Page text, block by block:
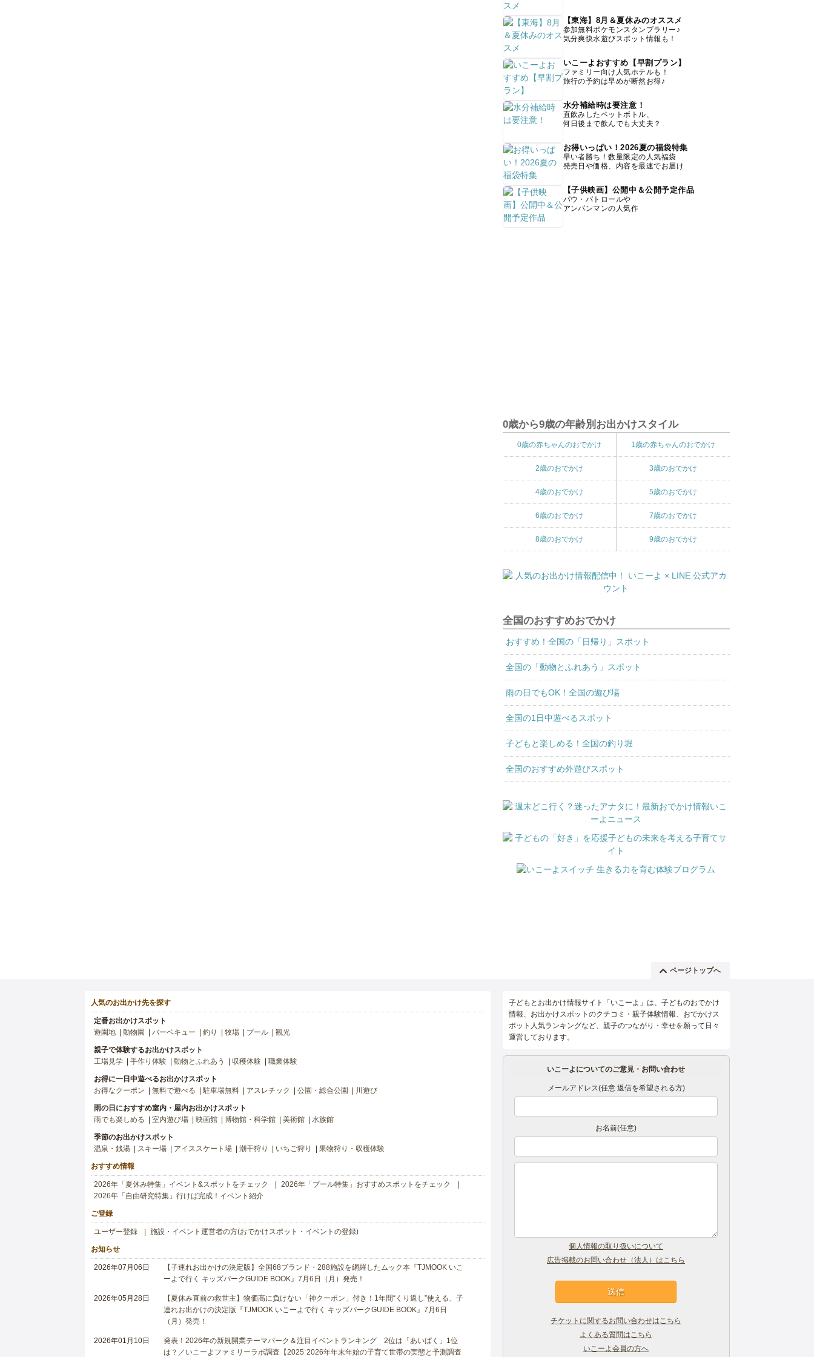
【東海】8月＆夏休みのオススメ
参加無料ポケモンスタンプラリー♪
気分爽快水遊びスポット情報も！
いこーよおすすめ【早割プラン】
ファミリー向け人気ホテルも！
旅行の予約は早めが断然お得♪
水分補給時は要注意！
直飲みしたペットボトル、
何日後まで飲んでも大丈夫？
お得いっぱい！2026夏の福袋特集
早い者勝ち！数量限定の人気福袋
発売日や価格、内容を最速でお届け
【子供映画】公開中＆公開予定作品
パウ・パトロールや
アンパンマンの人気作
0歳から9歳の年齢別お出かけスタイル
0歳の赤ちゃんのおでかけ 1歳の赤ちゃんのおでかけ
2歳のおでかけ 3歳のおでかけ
4歳のおでかけ 5歳のおでかけ
6歳のおでかけ 7歳のおでかけ
8歳のおでかけ 9歳のおでかけ
全国のおすすめおでかけ
おすすめ！全国の「日帰り」スポット
全国の「動物とふれあう」スポット
雨の日でもOK！全国の遊び場
全国の1日中遊べるスポット
子どもと楽しめる！全国の釣り堀
全国のおすすめ外遊びスポット
ページトップへ
人気のお出かけ先を探す
定番お出かけスポット
遊園地
動物園 バーベキュー 釣り 牧場 プール 観光
親子で体験するお出かけスポット
工場見学
手作り体験 動物とふれあう 収穫体験 職業体験
お得に一日中遊べるお出かけスポット
お得なクーポン
無料で遊べる 駐車場無料 アスレチック 公園・総合公園 川遊び
雨の日におすすめ室内・屋内お出かけスポット
雨でも楽しめる
室内遊び場 映画館 博物館・科学館 美術館 水族館
季節のお出かけスポット
温泉・銭湯
スキー場 アイススケート場 潮干狩り いちご狩り 果物狩り・収穫体験
おすすめ情報
2026年「夏休み特集」イベント&スポットをチェック
2026年「プール特集」おすすめスポットをチェック
2026年「自由研究特集」行けば完成！イベント紹介
ご登録
ユーザー登録 施設・イベント運営者の方(おでかけスポット・イベントの登録)
お知らせ
2026年07月06日
【子連れお出かけの決定版】全国68ブランド・288施設を網羅したムック本『TJMOOK いこ
ーよで行く キッズパークGUIDE BOOK』7月6日（月）発売！
2026年05月28日
【夏休み直前の救世主】物価高に負けない「神クーポン」付き！1年間“くり返し”使える、子
連れお出かけの決定版『TJMOOK いこーよで行く キッズパークGUIDE BOOK』7月6日
（月）発売！
2026年01月10日
発表！2026年の新規開業テーマパーク＆注目イベントランキング 2位は「あいぱく」1位
は？／いこーよファミリーラボ調査【2025⁻2026年年末年始の子育て世帯の実態と予測調査
子どもとお出かけ情報サイト「いこーよ」は、子どものおでかけ
情報、お出かけスポットのクチコミ・親子体験情報、おでかけス
ポット人気ランキングなど、親子のつながり・幸せを願って日々
運営しております。
いこーよについてのご意見・お問い合わせ
メールアドレス(任意 返信を希望される方)
お名前(任意)
個人情報の取り扱いについて
広告掲載のお問い合わせ（法人）はこちら
チケットに関するお問い合わせはこちら
よくある質問はこちら
いこーよ会員の方へ